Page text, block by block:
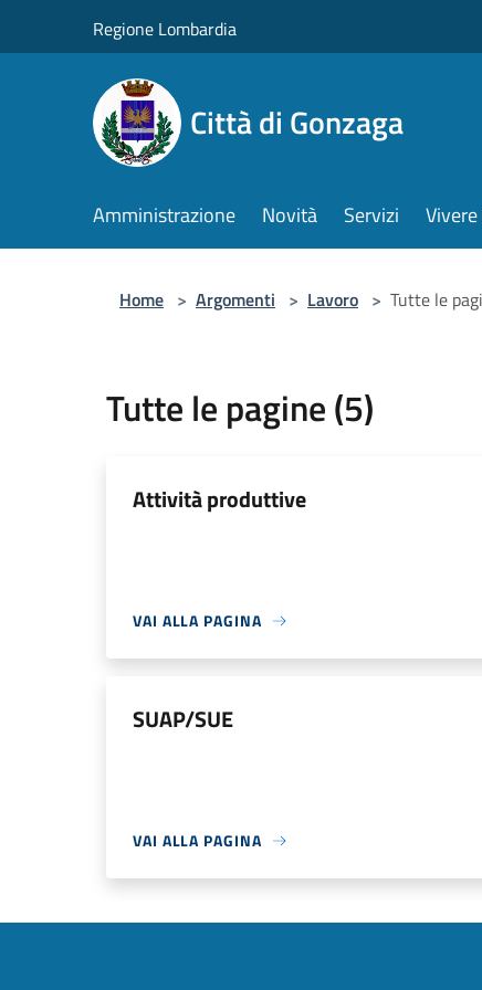
Regione Lombardia
Città di Gonzaga
Amministrazione Novità Servizi
Home > Argomenti > Lavoro > Tutte le
Tutte le pagine (5)
Attività produttive
VAI ALLA PAGINA
SUAP/SUE
VAI ALLA PAGINA